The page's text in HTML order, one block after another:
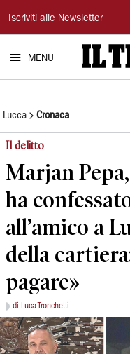
Il
Tirreno
Iscriviti alle Newsletter
MENU
Lucca Cronaca
Il delitto
Marjan
ha
all’amico a
della
pagare»
di Luca Tronchetti